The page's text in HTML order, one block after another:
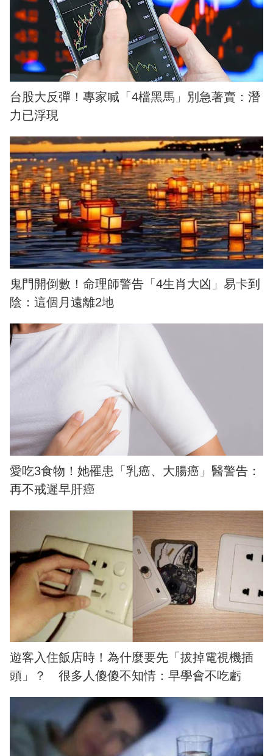
台股大反彈！專家喊「4檔黑馬」別急著賣：潛
力已浮現
鬼門開倒數！命理師警告「4生肖大凶」易卡到
陰：這個月遠離2地
愛吃3食物！她罹患「乳癌、大腸癌」醫警告：
再不戒遲早肝癌
遊客入住飯店時！為什麼要先「拔掉電視機插
頭」？ 很多人傻傻不知情：早學會不吃虧